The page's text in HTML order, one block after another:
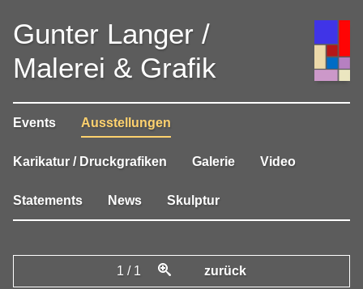
Gunter Langer /
Malerei & Grafik
Events Ausstellungen
Karikatur / Druckgrafiken Galerie Video
Statements News Skulptur
1 / 1 zurück